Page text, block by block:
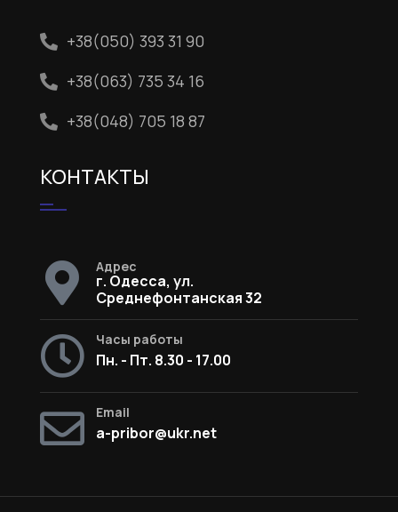
+38(050) 393 31 90
+38(063) 735 34 16
+38(048) 705 18 87
КОНТАКТЫ
Адрес
г. Одесса, ул.
Среднефонтанская 32
Часы работы
Пн. - Пт. 8.30 - 17.00
Email
a-pribor@ukr.net